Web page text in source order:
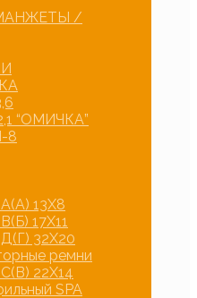
/
“ОМИЧКА”
8
13Х8
17Х11
32Х20
ремни
22Х14
SPA